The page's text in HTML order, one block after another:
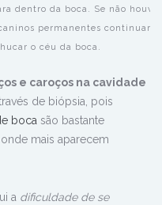
dentro da boca. Se não houver
permanentes continuarão
o céu da boca.
e caroços na cavidade
de biópsia, pois
boca são bastante
mais aparecem
a dificuldade de se